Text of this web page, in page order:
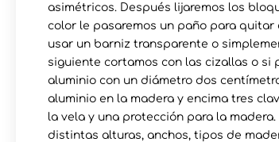
asimétricos. Después lijaremos los
color le pasaremos un paño para
usar un barniz transparente o
siguiente cortamos con las cizallas o si
aluminio con un diámetro dos
aluminio en la madera y encima tres
la vela y una protección para la
distintas alturas, anchos, tipos de